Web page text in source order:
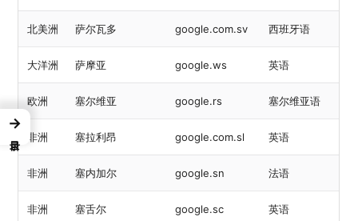
北美洲 萨尔瓦多 google.com.sv 西班牙语
大洋洲 萨摩亚 google.ws 英语
欧洲 塞尔维亚 google.rs 塞尔维亚语
非洲 塞拉利昂 google.com.sl 英语
非洲 塞内加尔 google.sn 法语
非洲 塞舌尔 google.sc 英语
→